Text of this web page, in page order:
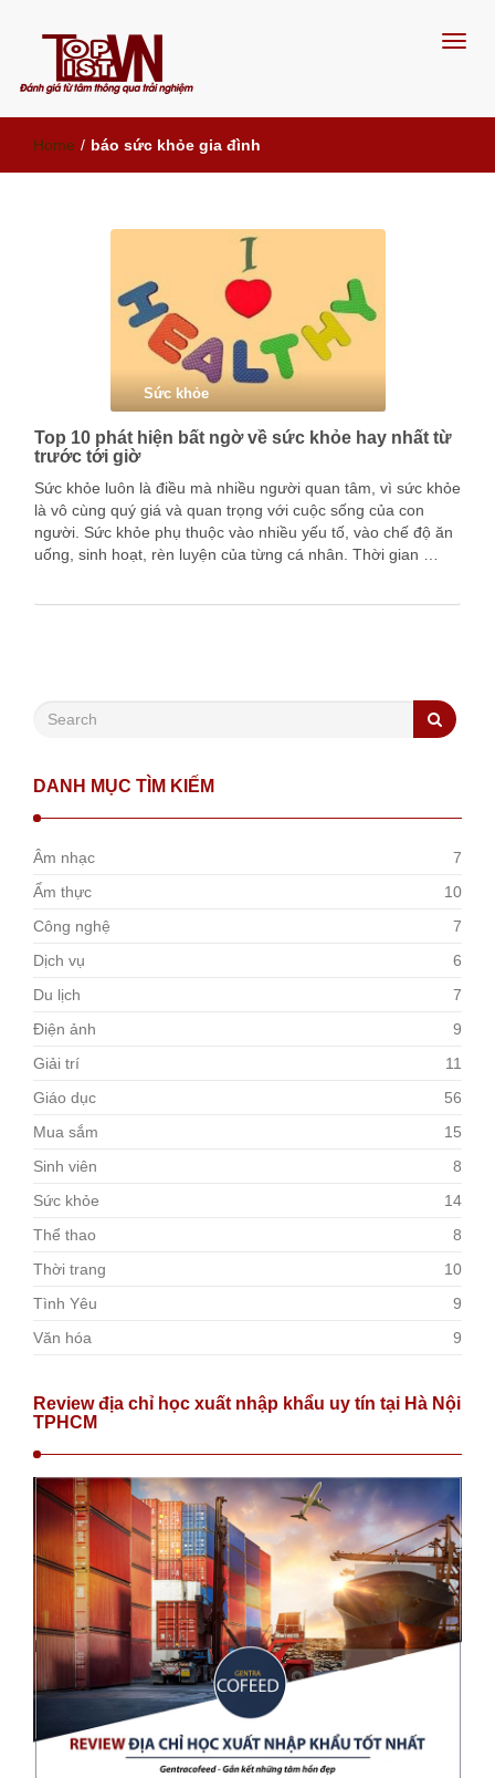
Đánh giá từ tâm, thông qua trải
nghiệm
Home / báo sức khỏe gia đình
Sức khỏe
Top 10 phát hiện bất ngờ về sức khỏe hay nhất từ
trước tới giờ
Sức khỏe luôn là điều mà nhiều người quan tâm, vì sức khỏe
là vô cùng quý giá và quan trọng với cuộc sống của con
người. Sức khỏe phụ thuộc vào nhiều yếu tố, vào chế độ ăn
uống, sinh hoạt, rèn luyện của từng cá nhân. Thời gian …
DANH MỤC TÌM KIẾM
Âm nhạc
7
Ẩm thực
10
Công nghệ
7
Dịch vụ
6
Du lịch
7
Điện ảnh
9
Giải trí
11
Giáo dục
56
Mua sắm
15
Sinh viên
8
Sức khỏe
14
Thể thao
8
Thời trang
10
Tình Yêu
9
Văn hóa
9
Review địa chỉ học xuất nhập khẩu uy tín tại Hà Nội
TPHCM